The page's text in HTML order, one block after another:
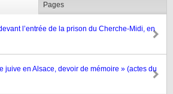
Pages
l’entrée de la prison du Cherche-Midi, en
juive en Alsace, devoir de mémoire » (actes du